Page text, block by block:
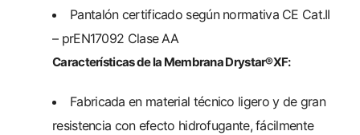
Pantalón certificado según normativa CE Cat.II
– prEN17092 Clase AA
Características de la Membrana Drystar®XF:
Fabricada en material técnico ligero y de gran
resistencia con efecto hidrofugante, fácilmente